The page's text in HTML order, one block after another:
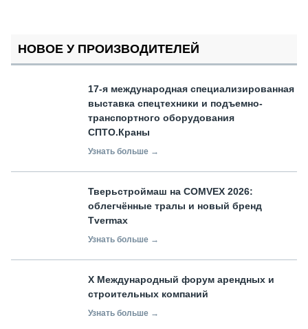
НОВОЕ У ПРОИЗВОДИТЕЛЕЙ
17-я международная специализированная
выставка спецтехники и подъемно-
транспортного оборудования
СПТО.Краны
Узнать больше →
Тверьстроймаш на COMVEX 2026:
облегчённые тралы и новый бренд
Tvermax
Узнать больше →
X Международный форум арендных и
строительных компаний
Узнать больше →